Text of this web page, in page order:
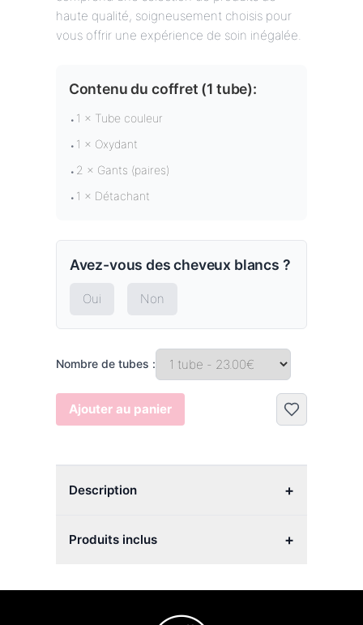
haute qualité, soigneusement choisis pour
vous offrir une expérience de soin inégalée.
Contenu du coffret (1 tube):
• 1 × Tube couleur
• 1 × Oxydant
• 2 × Gants (paires)
• 1 × Détachant
Avez-vous des cheveux blancs ?
Oui Non
Nombre de tubes :
Ajouter au panier
Description +
Produits inclus +